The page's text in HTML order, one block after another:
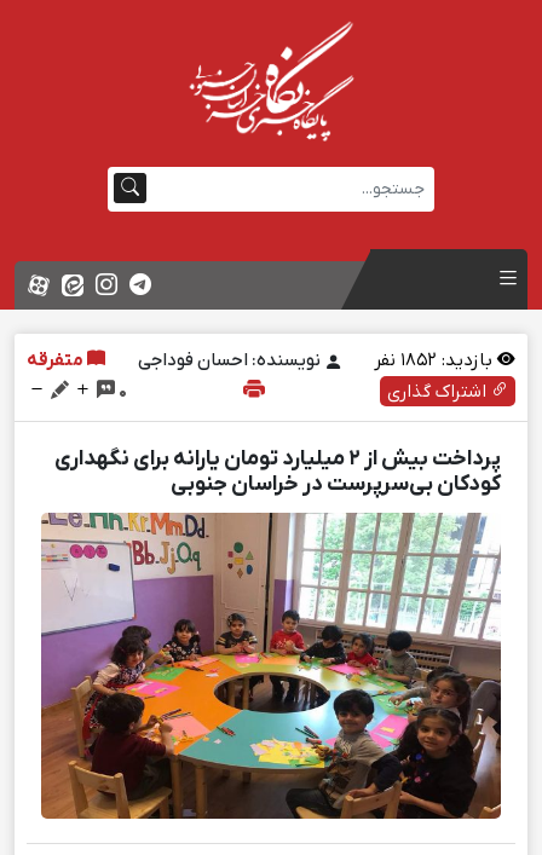
بازدید: نفر نویسنده: احسان فوداجی
متفرقه
اشتراک گذاری
0
پرداخت بیش از ۲ میلیارد تومان یارانه برای نگهداری
کودکان بی‌سرپرست در خراسان‌ جنوبی